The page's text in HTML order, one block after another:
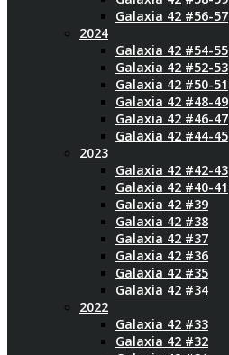
Galaxia 42 #56-57
2024
Galaxia 42 #54-55
Galaxia 42 #52-53
Galaxia 42 #50-51
Galaxia 42 #48-49
Galaxia 42 #46-47
Galaxia 42 #44-45
2023
Galaxia 42 #42-43
Galaxia 42 #40-41
Galaxia 42 #39
Galaxia 42 #38
Galaxia 42 #37
Galaxia 42 #36
Galaxia 42 #35
Galaxia 42 #34
2022
Galaxia 42 #33
Galaxia 42 #32